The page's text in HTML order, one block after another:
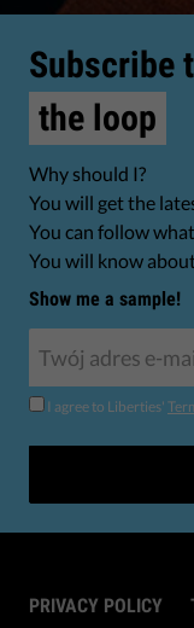
Subscribe
the loop
Why should I?
You will get the
You can follow
You will know
Show me a sample!
I agree to Liberties'
PRIVACY POLICY